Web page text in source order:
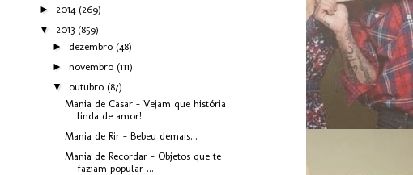
► 2014 (269)
▼ 2013 (859)
► dezembro (48)
► novembro (111)
▼ outubro (87)
Mania de Casar - Vejam que história
linda de amor!
Mania de Rir - Bebeu demais...
Mania de Recordar - Objetos que te
faziam popular ...